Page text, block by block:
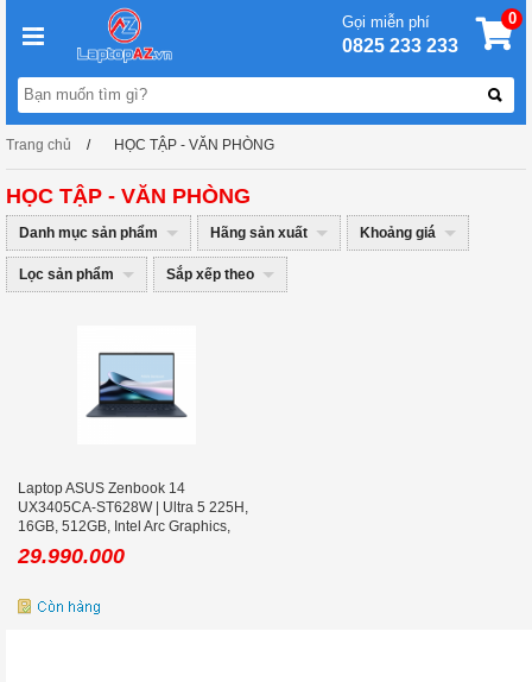
Gọi miễn phí
0825 233 233
0
Trang chủ HỌC TẬP - VĂN PHÒNG
HỌC TẬP - VĂN PHÒNG
Danh mục sản phẩm Hãng sản xuất Khoảng giá
Lọc sản phẩm Sắp xếp theo
Laptop ASUS Zenbook 14
UX3405CA-ST628W | Ultra 5 225H,
16GB, 512GB, Intel Arc Graphics,
14.0inch 3K OLED, Win 11
29.990.000